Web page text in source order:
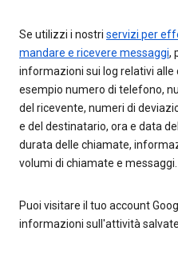
Se utilizzi i nostri servizi per
mandare e ricevere messaggi,
informazioni sui log relativi alle
esempio numero di telefono,
del ricevente, numeri di
e del destinatario, ora e data
durata delle chiamate,
volumi di chiamate e messaggi.
Puoi visitare il tuo account
informazioni sull'attività